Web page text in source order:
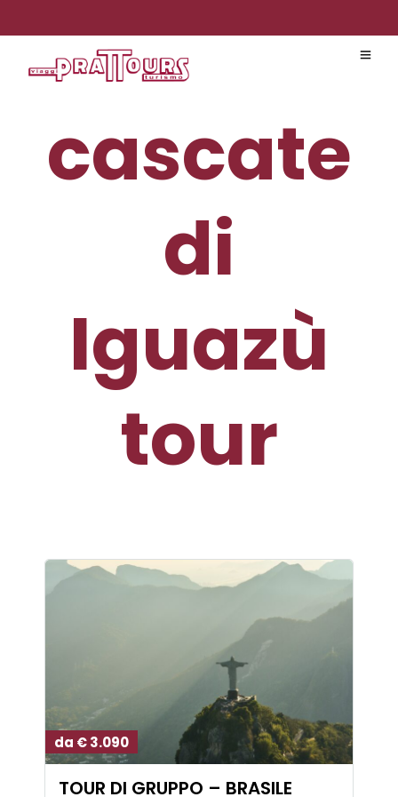
cascate
di
Iguazù
tour
da € 3.090
TOUR DI GRUPPO – BRASILE